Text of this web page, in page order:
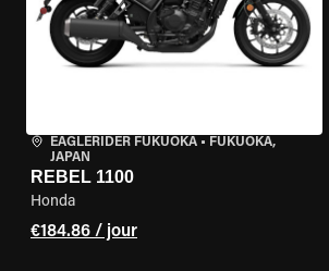
EAGLERIDER FUKUOKA • FUKUOKA,
JAPAN
REBEL 1100
Honda
€184.86 / jour